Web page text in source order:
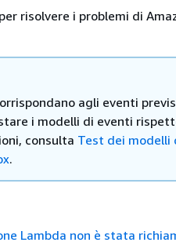
risolvere i problemi di
agli eventi
i modelli di eventi
consulta Test dei modelli
.
Lambda non è stata